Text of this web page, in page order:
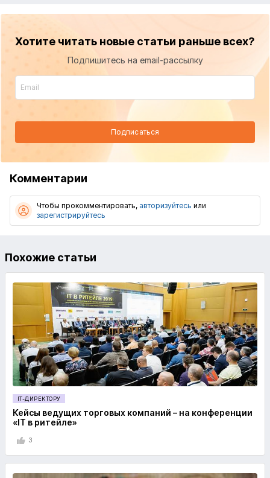
Хотите читать новые статьи раньше всех?
Подпишитесь на email-рассылку
Подписаться
Комментарии
Чтобы прокомментировать, авторизуйтесь или
зарегистрируйтесь
Похожие статьи
IT-ДИРЕКТОРУ
Кейсы ведущих торговых компаний – на конференции
«IT в ритейле»
3